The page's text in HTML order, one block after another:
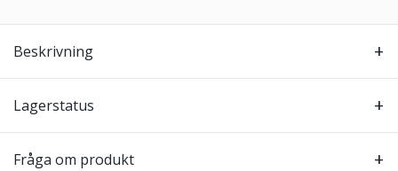
Beskrivning
Lagerstatus
Fråga om produkt